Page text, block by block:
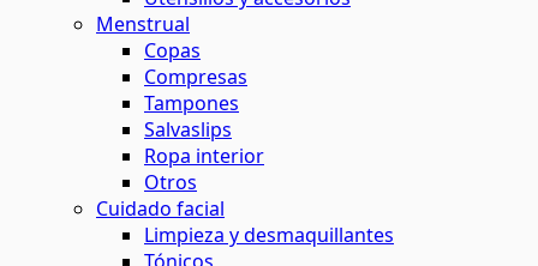
Menstrual
Copas
Compresas
Tampones
Salvaslips
Ropa interior
Otros
Cuidado facial
Limpieza y desmaquillantes